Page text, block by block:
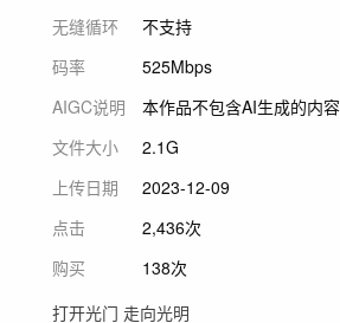
无缝循环
不支持
码率
525Mbps
AIGC说明
本作品不包含AI生成的内容
文件大小
2.1G
上传日期
2023-12-09
点击
2,436次
购买
138次
打开光门 走向光明